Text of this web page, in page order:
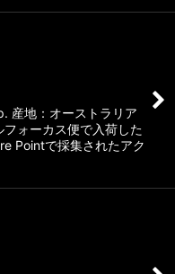
産地：オーストラリア
ォーカス便で入荷した
Pointで採集されたアク